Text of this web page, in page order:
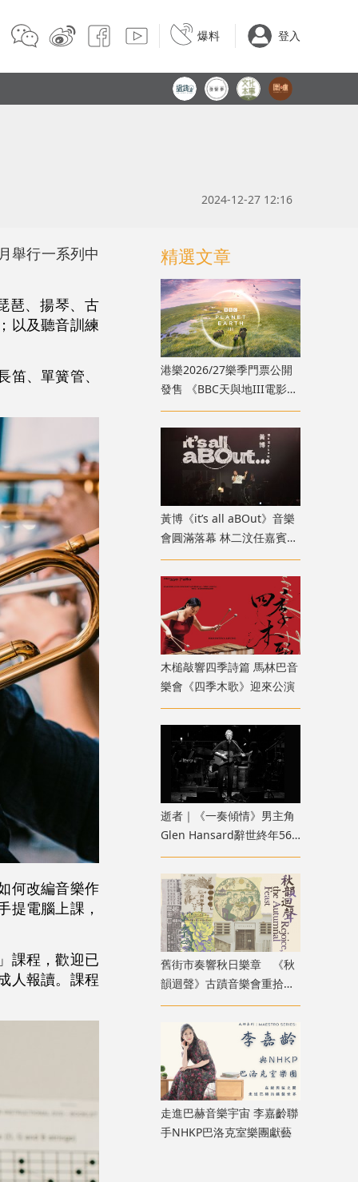
爆料 登入
2024-12-27 12:16
舉行一系列中
琶、揚琴、古
以及聽音訓練
、單簧管、
何改編音樂作
提電腦上課，
課程，歡迎已
人報讀。課程
精選文章
港樂2026/27樂季門票公開
發售 《BBC天與地III電影音
樂會》9月登場
黃博《it’s all aBOut》音樂
會圓滿落幕 林二汶任嘉賓驚
喜登場
木槌敲響四季詩篇 馬林巴音
樂會《四季木歌》迎來公演
逝者｜《一奏傾情》男主角
Glen Hansard辭世終年56
歲 U2主唱感懷悼念：他永
存於硬幣落入的吉他盒中
舊街市奏響秋日樂章 《秋
韻迴聲》古蹟音樂會重拾香
港中秋記憶
走進巴赫音樂宇宙 李嘉齡聯
手NHKP巴洛克室樂團獻藝